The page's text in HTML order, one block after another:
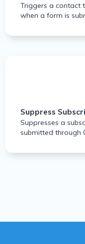
Triggers a contact
when a form is
Suppress
Suppresses a
submitted through